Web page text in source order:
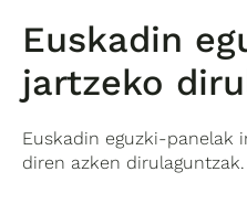
Euskadin
jartzeko
Euskadin eguzki-panelak
diren azken dirulaguntzak.